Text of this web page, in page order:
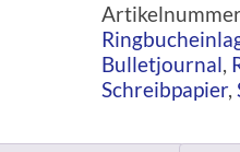
Séyès
Menge
Bulletjournal,
Schreibpapier,